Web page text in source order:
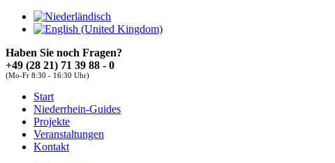
Haben Sie noch Fragen?
+49 (28 21) 71 39 88 - 0
(Mo-Fr 8:30 - 16:30 Uhr)
Start
Niederrhein-Guides
Projekte
Veranstaltungen
Kontakt
About Guides FAQs
Font Size
Increase font size
Decrease font size